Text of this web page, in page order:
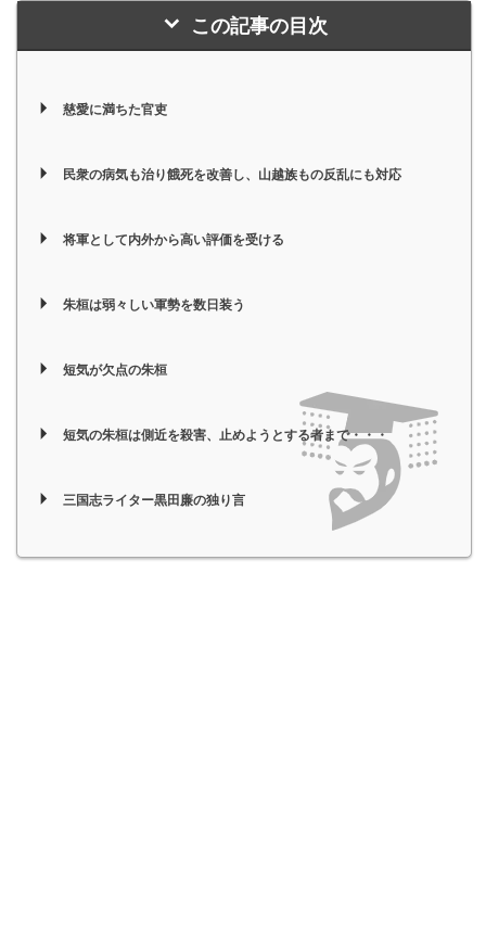
この記事の目次
慈愛に満ちた官吏
民衆の病気も治り餓死を改善し、山越族もの反乱にも対応
将軍として内外から高い評価を受ける
朱桓は弱々しい軍勢を数日装う
短気が欠点の朱桓
短気の朱桓は側近を殺害、止めようとする者まで・・・
三国志ライター黒田廉の独り言